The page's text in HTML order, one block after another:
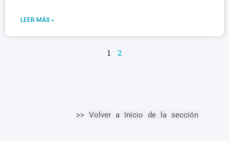
LEER MÁS »
1 2
>> Volver a Inicio de la sección